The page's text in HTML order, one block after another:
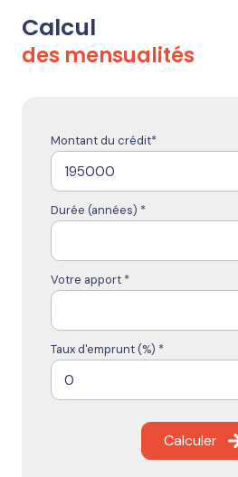
Calcul
des mensualités
Montant du crédit*
Durée (années) *
Votre apport *
Taux d'emprunt (%) *
Calculer